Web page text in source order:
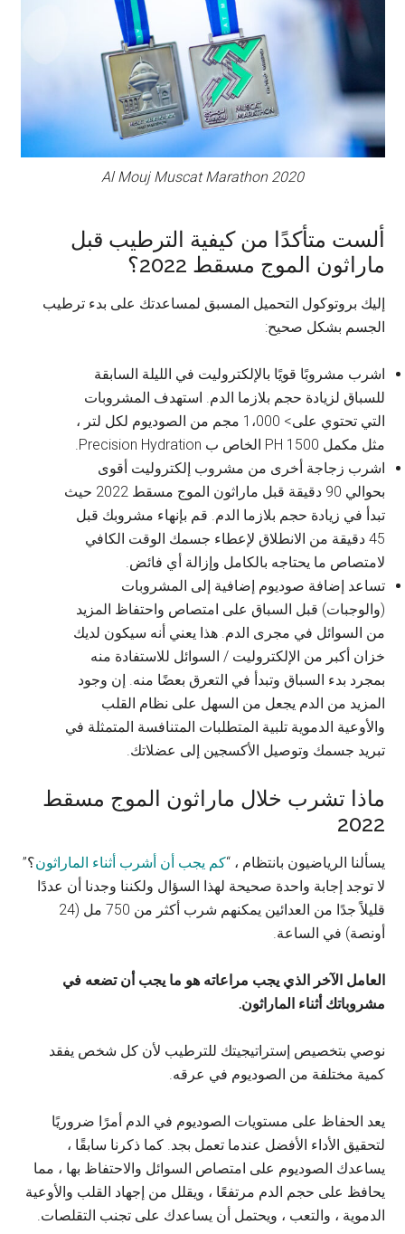
Al Mouj Muscat Marathon 2020
ألست متأكدًا من كيفية الترطيب قبل
ماراثون الموج مسقط 2022؟
إليك بروتوكول التحميل المسبق لمساعدتك على بدء ترطيب
الجسم بشكل صحيح:
اشرب مشروبًا قويًا بالإلكتروليت في الليلة السابقة
للسباق لزيادة حجم بلازما الدم. استهدف المشروبات
التي تحتوي على> 1،000 مجم من الصوديوم لكل لتر ،
مثل مكمل PH 1500 الخاص ب Precision Hydration.
اشرب زجاجة أخرى من مشروب إلكتروليت أقوى
بحوالي 90 دقيقة قبل ماراثون الموج مسقط 2022 حيث
تبدأ في زيادة حجم بلازما الدم. قم بإنهاء مشروبك قبل
45 دقيقة من الانطلاق لإعطاء جسمك الوقت الكافي
لامتصاص ما يحتاجه بالكامل وإزالة أي فائض.
تساعد إضافة صوديوم إضافية إلى المشروبات
(والوجبات) قبل السباق على امتصاص واحتفاظ المزيد
من السوائل في مجرى الدم. هذا يعني أنه سيكون لديك
خزان أكبر من الإلكتروليت / السوائل للاستفادة منه
بمجرد بدء السباق وتبدأ في التعرق بعضًا منه. إن وجود
المزيد من الدم يجعل من السهل على نظام القلب
والأوعية الدموية تلبية المتطلبات المتنافسة المتمثلة في
تبريد جسمك وتوصيل الأكسجين إلى عضلاتك.
ماذا تشرب خلال ماراثون الموج مسقط
2022
يسألنا الرياضيون بانتظام ، “كم يجب أن أشرب أثناء الماراثون؟”
لا توجد إجابة واحدة صحيحة لهذا السؤال ولكننا وجدنا أن عددًا
قليلاً جدًا من العدائين يمكنهم شرب أكثر من 750 مل (24
أونصة) في الساعة.
العامل الآخر الذي يجب مراعاته هو ما يجب أن تضعه في
مشروباتك أثناء الماراثون.
نوصي بتخصيص إستراتيجيتك للترطيب لأن كل شخص يفقد
كمية مختلفة من الصوديوم في عرقه.
يعد الحفاظ على مستويات الصوديوم في الدم أمرًا ضروريًا
لتحقيق الأداء الأفضل عندما تعمل بجد. كما ذكرنا سابقًا ،
يساعدك الصوديوم على امتصاص السوائل والاحتفاظ بها ، مما
يحافظ على حجم الدم مرتفعًا ، ويقلل من إجهاد القلب والأوعية
الدموية ، والتعب ، ويحتمل أن يساعدك على تجنب التقلصات.